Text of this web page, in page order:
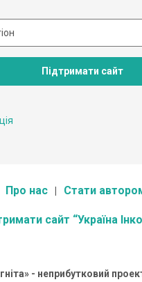
Підтримати сайт
Про нас Стати
сайт “Україна
- неприбутковий